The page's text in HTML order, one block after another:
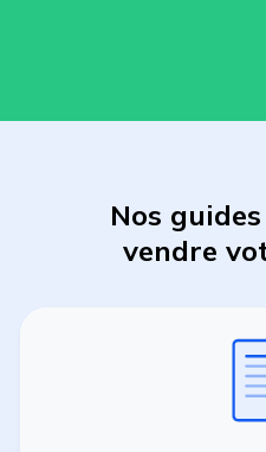
Nos
vendre